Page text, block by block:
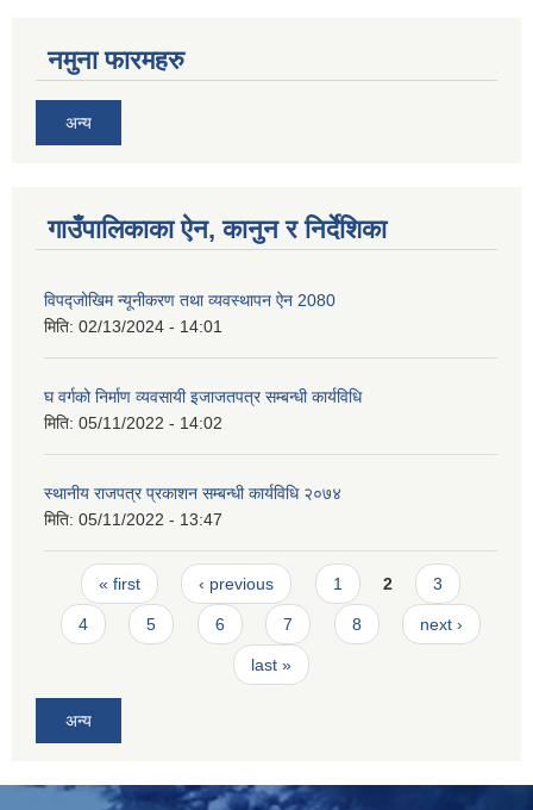
नमुना फारमहरु
अन्य
गाउँपालिकाका ऐन, कानुन र निर्देशिका
विपद्जोखिम न्यूनीकरण तथा व्यवस्थापन ऐन 2080
मिति: 02/13/2024 - 14:01
घ वर्गको निर्माण व्यवसायी इजाजतपत्र सम्बन्धी कार्यविधि
मिति: 05/11/2022 - 14:02
स्थानीय राजपत्र प्रकाशन सम्बन्धी कार्यविधि २०७४
मिति: 05/11/2022 - 13:47
Pages
« first ‹ previous 1 2 3
4 5 6 7 8 next ›
last »
अन्य